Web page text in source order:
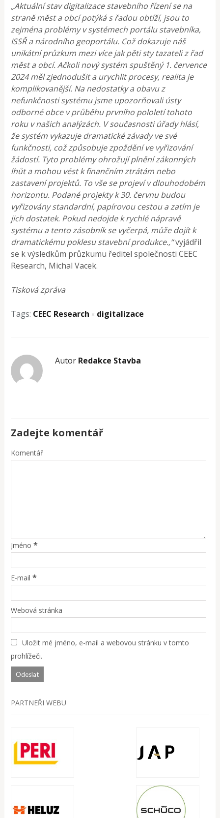
„Aktuální stav digitalizace stavebního řízení se na
straně měst a obcí potýká s řadou obtíží, jsou to
zejména problémy v systémech portálu stavebníka,
ISSŘ a národního geoportálu. Což dokazuje náš
unikátní průzkum mezi více jak pěti sty tazateli z řad
měst a obcí. Ačkoli nový systém spuštěný 1. července
2024 měl zjednodušit a urychlit procesy, realita je
komplikovanější. Na nedostatky a obavu z
nefunkčnosti systému jsme upozorňovali ústy
odborné obce v průběhu prvního pololetí tohoto
roku v našich analýzách. V současnosti úřady hlásí,
že systém vykazuje dramatické závady ve své
funkčnosti, což způsobuje zpoždění ve vyřizování
žádostí. Tyto problémy ohrožují plnění zákonných
lhůt a mohou vést k finančním ztrátám nebo
zastavení projektů. To vše se projeví v dlouhodobém
horizontu. Podané projekty k 30. červnu budou
vyřizovány standardní, papírovou cestou a zatím je
jich dostatek. Pokud nedojde k rychlé nápravě
systému a tento zásobník se vyčerpá, může dojít k
dramatickému poklesu stavební produkce.,“vyjádřil
se k výsledkům průzkumu ředitel společnosti CEEC
Research, Michal Vacek.
Tisková zpráva
Tags: CEEC Research × digitalizace
Autor Redakce Stavba
Zadejte komentář
Komentář
Jméno *
E-mail *
Webová stránka
Uložit mé jméno, e-mail a webovou stránku v tomto
prohlížeči.
PARTNEŘI WEBU